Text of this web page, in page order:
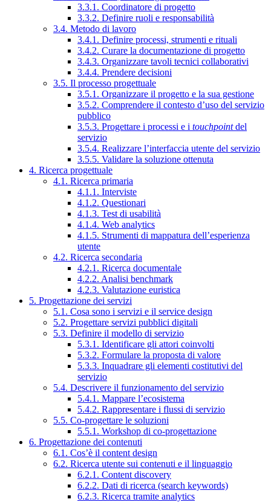
3.3.1. Coordinatore di progetto
3.3.2. Definire ruoli e responsabilità
3.4. Metodo di lavoro
3.4.1. Definire processi, strumenti e rituali
3.4.2. Curare la documentazione di progetto
3.4.3. Organizzare tavoli tecnici collaborativi
3.4.4. Prendere decisioni
3.5. Il processo progettuale
3.5.1. Organizzare il progetto e la sua gestione
3.5.2. Comprendere il contesto d’uso del servizio
pubblico
3.5.3. Progettare i processi e i touchpointdel
servizio
3.5.4. Realizzare l’interfaccia utente del servizio
3.5.5. Validare la soluzione ottenuta
4. Ricerca progettuale
4.1. Ricerca primaria
4.1.1. Interviste
4.1.2. Questionari
4.1.3. Test di usabilità
4.1.4. Web analytics
4.1.5. Strumenti di mappatura dell’esperienza
utente
4.2. Ricerca secondaria
4.2.1. Ricerca documentale
4.2.2. Analisi benchmark
4.2.3. Valutazione euristica
5. Progettazione dei servizi
5.1. Cosa sono i servizi e il service design
5.2. Progettare servizi pubblici digitali
5.3. Definire il modello di servizio
5.3.1. Identificare gli attori coinvolti
5.3.2. Formulare la proposta di valore
5.3.3. Inquadrare gli elementi costitutivi del
servizio
5.4. Descrivere il funzionamento del servizio
5.4.1. Mappare l’ecosistema
5.4.2. Rappresentare i flussi di servizio
5.5. Co-progettare le soluzioni
5.5.1. Workshop di co-progettazione
6. Progettazione dei contenuti
6.1. Cos’è il content design
6.2. Ricerca utente sui contenuti e il linguaggio
6.2.1. Content discovery
6.2.2. Dati di ricerca (search keywords)
6.2.3. Ricerca tramite analytics